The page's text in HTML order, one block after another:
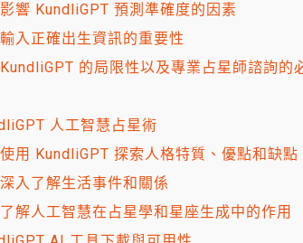
影響 KundliGPT 預測準確度的因素
輸入正確出生資訊的重要性
KundliGPT 的局限性以及專業占星師諮詢的
人工智慧占星術
使用 KundliGPT 探索人格特質、優點和缺點
深入了解生活事件和關係
了解人工智慧在占星學和星座生成中的作用